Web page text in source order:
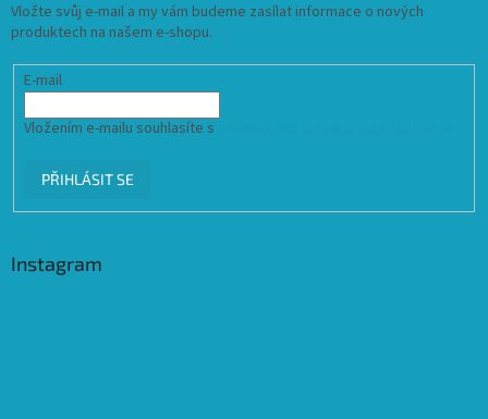
Vložte svůj e-mail a my vám budeme zasílat informace o nových
produktech na našem e-shopu.
E-mail
Vložením e-mailu souhlasíte s
PŘIHLÁSIT SE
Instagram